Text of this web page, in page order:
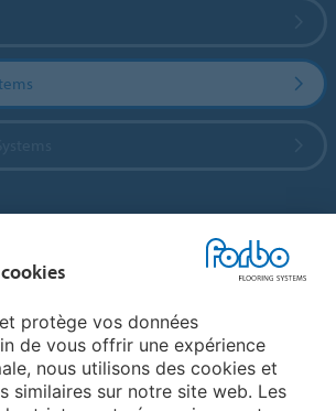
protège vos données
de vous offrir une expérience
nous utilisons des cookies et
similaires sur notre site web. Les